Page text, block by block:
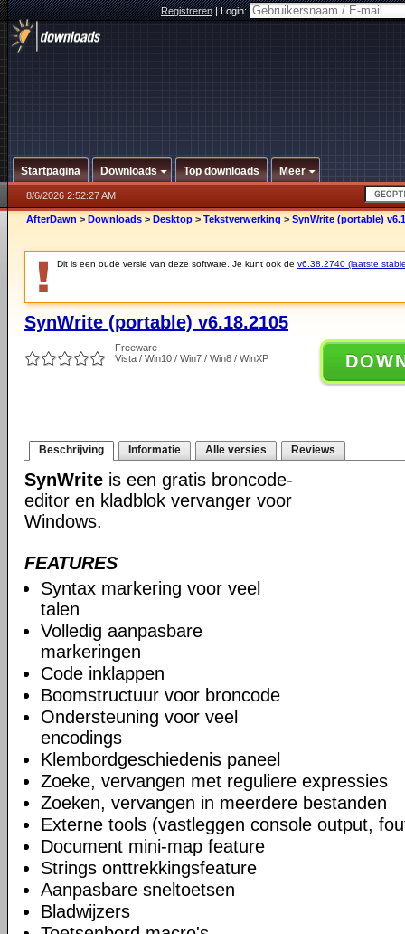
Registreren|Login:
Startpagina Downloads Top downloads Meer
8/6/2026 2:52:27 AM
AfterDawn > Downloads > Desktop > Tekstverwerking > SynWrite (portable)
Dit is een oude versie van deze software. Je kunt ook de v6.38.2740 (laatste
SynWrite (portable) v6.18.2105
Freeware
Vista / Win10 / Win7 / Win8 / WinXP
Beschrijving Informatie Alle versies Reviews
SynWrite is een gratis broncode-
editor en kladblok vervanger voor
Windows.
FEATURES
Syntax markering voor veel
talen
Volledig aanpasbare
markeringen
Code inklappen
Boomstructuur voor broncode
Ondersteuning voor veel
encodings
Klembordgeschiedenis paneel
Zoeke, vervangen met reguliere expressies
Zoeken, vervangen in meerdere bestanden
Externe tools (vastleggen console output,
Document mini-map feature
Strings onttrekkingsfeature
Aanpasbare sneltoetsen
Bladwijzers